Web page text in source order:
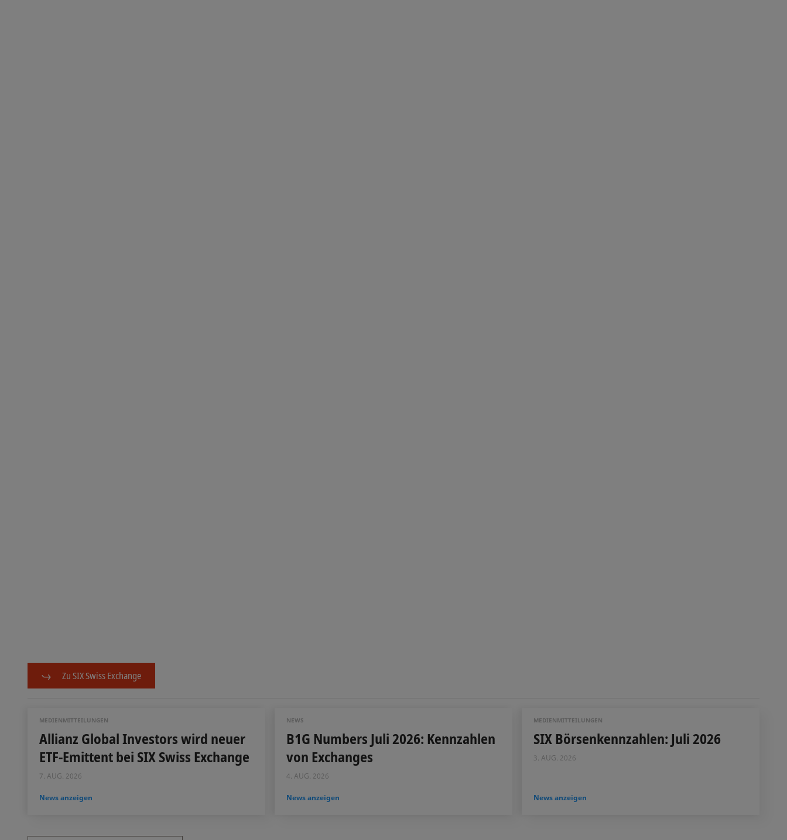
Zu SIX Swiss Exchange
MEDIENMITTEILUNGEN
Allianz Global Investors wird neuer
ETF-Emittent bei SIX Swiss Exchange
7. AUG. 2026
News anzeigen
NEWS
B1G Numbers Juli 2026: Kennzahlen
von Exchanges
4. AUG. 2026
News anzeigen
MEDIENMITTEILUNGEN
SIX Börsenkennzahlen: Juli 2026
3. AUG. 2026
News anzeigen